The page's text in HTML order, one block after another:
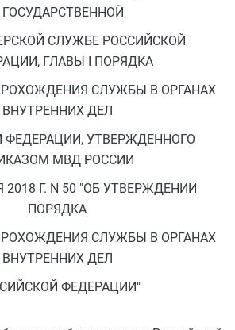
ГОСУДАРСТВЕННОЙ
СЛУЖБЕ РОССИЙСКОЙ
ГЛАВЫ I ПОРЯДКА
СЛУЖБЫ В ОРГАНАХ
ВНУТРЕННИХ ДЕЛ
ФЕДЕРАЦИИ, УТВЕРЖДЕННОГО
МВД РОССИИ
2018 Г. N 50 "ОБ УТВЕРЖДЕНИИ
ПОРЯДКА
СЛУЖБЫ В ОРГАНАХ
ВНУТРЕННИХ ДЕЛ
ФЕДЕРАЦИИ"